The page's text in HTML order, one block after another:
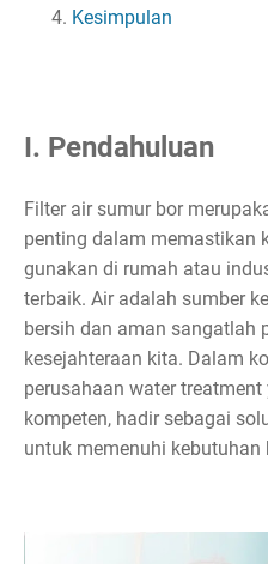
Kesimpulan
I. Pendahuluan
Filter air sumur bor
penting dalam memastikan
gunakan di rumah atau
terbaik. Air adalah sumber
bersih dan aman sangatlah
kesejahteraan kita. Dalam
perusahaan water
kompeten, hadir sebagai
untuk memenuhi